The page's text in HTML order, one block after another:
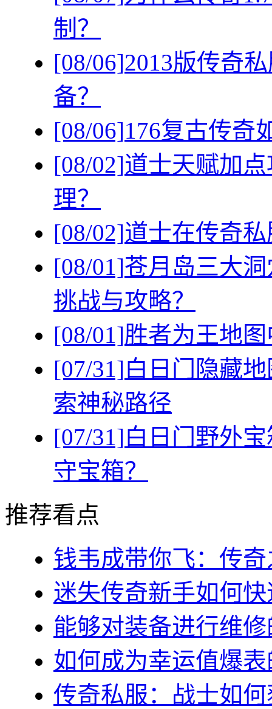
制？
[08/06]2013版传奇
备？
[08/06]176复古传奇
[08/02]道士天赋加
理？
[08/02]道士在传奇
[08/01]苍月岛三大
挑战与攻略？
[08/01]胜者为王地
[07/31]白日门隐藏
索神秘路径
[07/31]白日门野外
守宝箱？
推荐看点
钱韦成带你飞：传
迷失传奇新手如何
能够对装备进行维
如何成为幸运值爆
传奇私服：战士如